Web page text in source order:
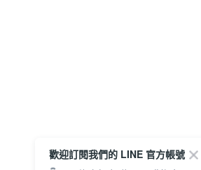
歡迎訂閱我們的 LINE 官方帳號